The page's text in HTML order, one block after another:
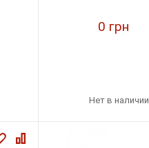
0 грн
Нет в наличии